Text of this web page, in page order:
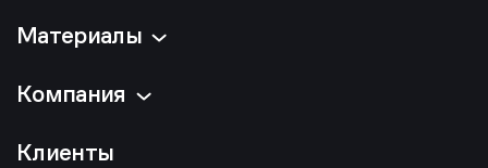
Материалы
Компания
Клиенты